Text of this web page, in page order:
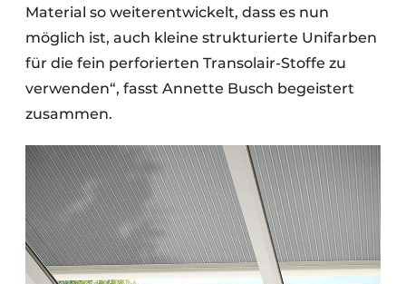
Material so weiterentwickelt, dass es nun
möglich ist, auch kleine strukturierte Unifarben
für die fein perforierten Transolair-Stoffe zu
verwenden“, fasst Annette Busch begeistert
zusammen.